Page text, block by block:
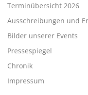
Terminübersicht 2026
Ausschreibungen und
Bilder unserer Events
Pressespiegel
Chronik
Impressum